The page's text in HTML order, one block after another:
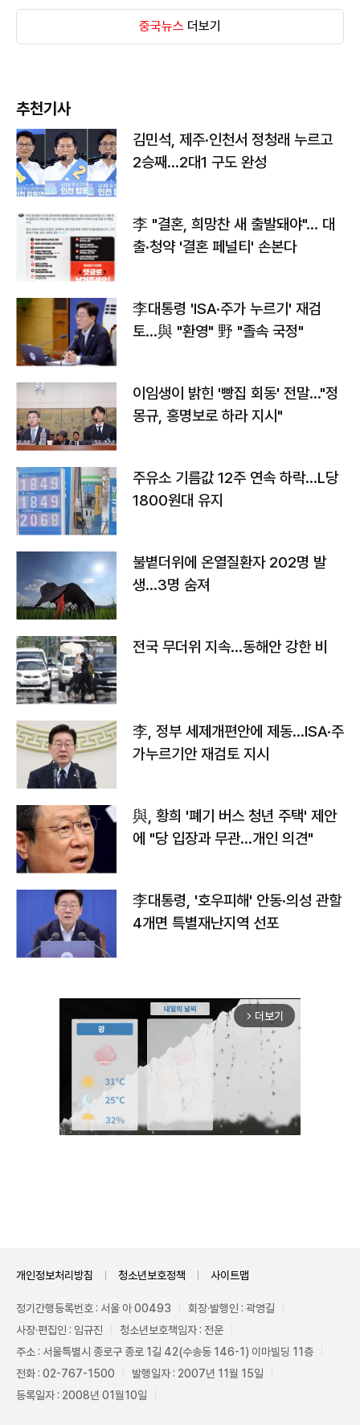
중국뉴스 더보기
추천기사
김민석, 제주·인천서 정청래 누르고
2승째…2대1 구도 완성
李 "결혼, 희망찬 새 출발돼야"… 대
출·청약 '결혼 페널티' 손본다
李대통령 'ISA·주가 누르기' 재검
토…與 "환영" 野 "졸속 국정"
이임생이 밝힌 '빵집 회동' 전말…"정
몽규, 홍명보로 하라 지시"
주유소 기름값 12주 연속 하락…L당
1800원대 유지
불볕더위에 온열질환자 202명 발
생…3명 숨져
전국 무더위 지속…동해안 강한 비
李, 정부 세제개편안에 제동…ISA·주
가누르기안 재검토 지시
與, 황희 '폐기 버스 청년 주택' 제안
에 "당 입장과 무관…개인 의견"
李대통령, '호우피해' 안동·의성 관할
4개면 특별재난지역 선포
arrow_forward_ios 더보기
개인정보처리방침 청소년보호정책 사이트맵
정기간행등록번호 : 서울 아 00493
회장·발행인 : 곽영길
사장·편집인 : 임규진
청소년보호책임자 : 전운
주소 : 서울특별시 종로구 종로 1길 42(수송동 146-1) 이마빌딩 11층
전화 : 02-767-1500
발행일자 : 2007년 11월 15일
등록일자 : 2008년 01월10일